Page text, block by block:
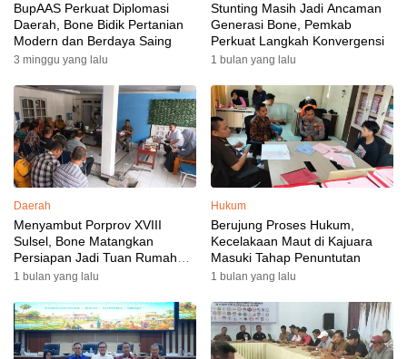
BupAAS Perkuat Diplomasi
Daerah, Bone Bidik Pertanian
Modern dan Berdaya Saing
3 minggu yang lalu
Stunting Masih Jadi Ancaman
Generasi Bone, Pemkab
Perkuat Langkah Konvergensi
1 bulan yang lalu
Daerah
Menyambut Porprov XVIII
Sulsel, Bone Matangkan
Persiapan Jadi Tuan Rumah
yang Berkesan: Wakil Bupati
Targetkan Venue dan
Akomodasi Rampung
1 bulan yang lalu
Hukum
Berujung Proses Hukum,
Kecelakaan Maut di Kajuara
Masuki Tahap Penuntutan
1 bulan yang lalu